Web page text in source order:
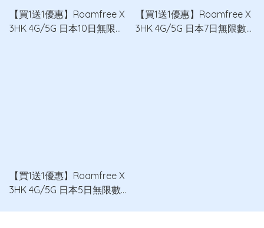
【買1送1優惠】Roamfree X
3HK 4G/5G 日本10日無限數
【買1送1優惠】Roamfree X
3HK 4G/5G 日本7日無限數
【買1送1優惠】Roamfree X
3HK 4G/5G 日本5日無限數